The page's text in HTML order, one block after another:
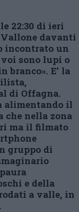
22:30 di ieri
davanti
incontrato un
sono lupi o
E’ la
di Offagna.
alimentando il
che nella zona
ma il filmato
gruppo di
e della
a valle, in